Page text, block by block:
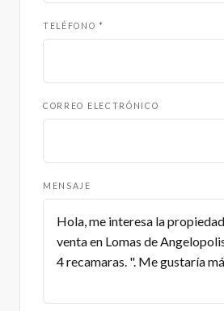
TELÉFONO *
CORREO ELECTRÓNICO
MENSAJE